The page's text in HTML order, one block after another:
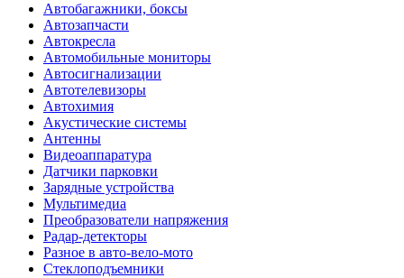
Автобагажники, боксы
Автозапчасти
Автокресла
Автомобильные мониторы
Автосигнализации
Автотелевизоры
Автохимия
Акустические системы
Антенны
Видеоаппаратура
Датчики парковки
Зарядные устройства
Мультимедиа
Преобразователи напряжения
Радар-детекторы
Разное в авто-вело-мото
Стеклоподъемники